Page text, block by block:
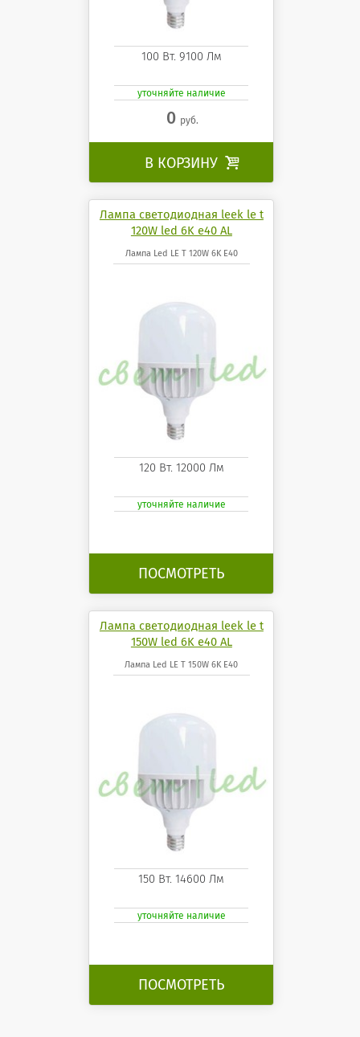
100 Вт. 9100 Лм
уточняйте наличие
0 руб.
В КОРЗИНУ 
Лампа светодиодная leek le t
120W led 6K e40 AL
Лампа Led LE T 120W 6K E40
120 Вт. 12000 Лм
уточняйте наличие
ПОСМОТРЕТЬ
Лампа светодиодная leek le t
150W led 6K e40 AL
Лампа Led LE T 150W 6K E40
150 Вт. 14600 Лм
уточняйте наличие
ПОСМОТРЕТЬ